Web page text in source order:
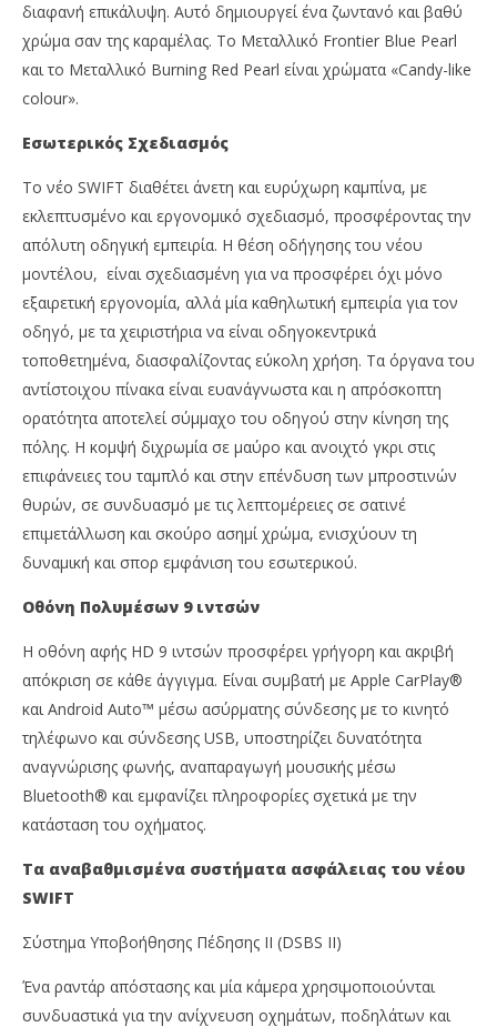
διαφανή επικάλυψη. Αυτό δημιουργεί ένα ζωντανό και βαθύ
χρώμα σαν της καραμέλας. Το Μεταλλικό Frontier Blue Pearl
και το Μεταλλικό Burning Red Pearl είναι χρώματα «Candy-like
colour».
Εσωτερικός Σχεδιασμός
Το νέο SWIFT διαθέτει άνετη και ευρύχωρη καμπίνα, με
εκλεπτυσμένο και εργονομικό σχεδιασμό, προσφέροντας την
απόλυτη οδηγική εμπειρία. Η θέση οδήγησης του νέου
μοντέλου, είναι σχεδιασμένη για να προσφέρει όχι μόνο
εξαιρετική εργονομία, αλλά μία καθηλωτική εμπειρία για τον
οδηγό, με τα χειριστήρια να είναι οδηγοκεντρικά
τοποθετημένα, διασφαλίζοντας εύκολη χρήση. Τα όργανα του
αντίστοιχου πίνακα είναι ευανάγνωστα και η απρόσκοπτη
ορατότητα αποτελεί σύμμαχο του οδηγού στην κίνηση της
πόλης. Η κομψή διχρωμία σε μαύρο και ανοιχτό γκρι στις
επιφάνειες του ταμπλό και στην επένδυση των μπροστινών
θυρών, σε συνδυασμό με τις λεπτομέρειες σε σατινέ
επιμετάλλωση και σκούρο ασημί χρώμα, ενισχύουν τη
δυναμική και σπορ εμφάνιση του εσωτερικού.
Οθόνη Πολυμέσων 9 ιντσών
Η οθόνη αφής HD 9 ιντσών προσφέρει γρήγορη και ακριβή
απόκριση σε κάθε άγγιγμα. Είναι συμβατή με Apple CarPlay®
και Android Auto™ μέσω ασύρματης σύνδεσης με το κινητό
τηλέφωνο και σύνδεσης USB, υποστηρίζει δυνατότητα
αναγνώρισης φωνής, αναπαραγωγή μουσικής μέσω
Bluetooth® και εμφανίζει πληροφορίες σχετικά με την
κατάσταση του οχήματος.
Τα αναβαθμισμένα συστήματα ασφάλειας του νέου
SWIFT
Σύστημα Υποβοήθησης Πέδησης II (DSBS II)
Ένα ραντάρ απόστασης και μία κάμερα χρησιμοποιούνται
συνδυαστικά για την ανίχνευση οχημάτων, ποδηλάτων και